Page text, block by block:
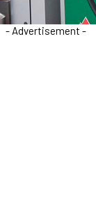
- Advertisement -